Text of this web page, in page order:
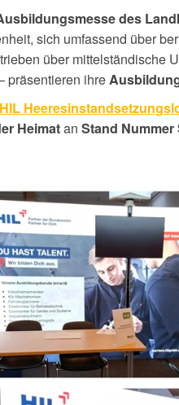
des
sich umfassend über
über mittelständische
präsentieren ihre
HIL
Heimatan Stand Nummer